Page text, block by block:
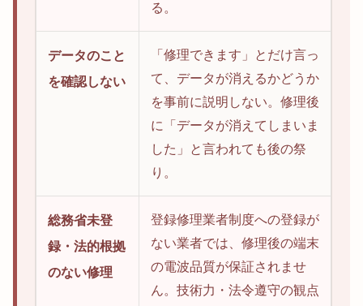
る。
データのこと
を確認しない
「修理できます」とだけ言っ
て、データが消えるかどうか
を事前に説明しない。修理後
に「データが消えてしまいま
した」と言われても後の祭
り。
総務省未登
録・法的根拠
のない修理
登録修理業者制度への登録が
ない業者では、修理後の端末
の電波品質が保証されませ
ん。技術力・法令遵守の観点